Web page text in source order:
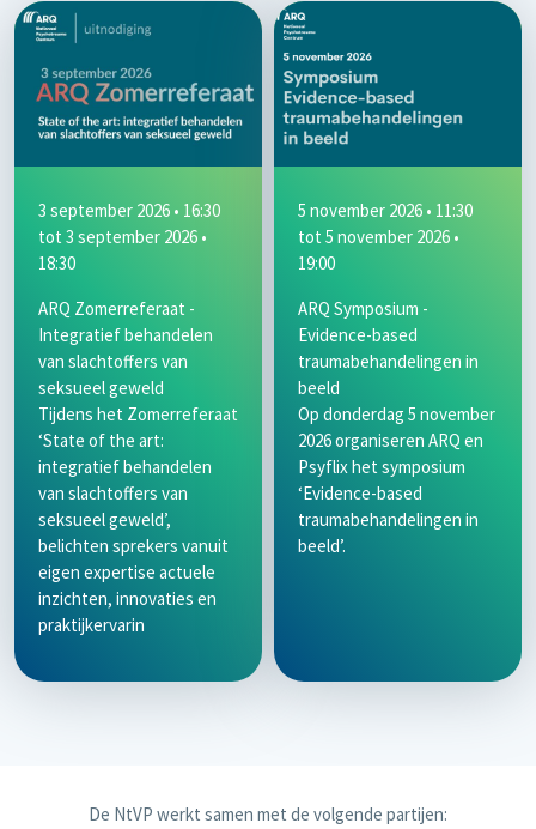
3 september 2026 • 16:30
tot 3 september 2026 •
18:30
ARQ Zomerreferaat -
Integratief behandelen
van slachtoffers van
seksueel geweld
Tijdens het Zomerreferaat
‘State of the art:
integratief behandelen
van slachtoffers van
seksueel geweld’,
belichten sprekers vanuit
eigen expertise actuele
inzichten, innovaties en
praktijkervarin
5 november 2026 • 11:30
tot 5 november 2026 •
19:00
ARQ Symposium -
Evidence-based
traumabehandelingen in
beeld
Op donderdag 5 november
2026 organiseren ARQ en
Psyflix het symposium
‘Evidence-based
traumabehandelingen in
beeld’.
De NtVP werkt samen met de volgende partijen: